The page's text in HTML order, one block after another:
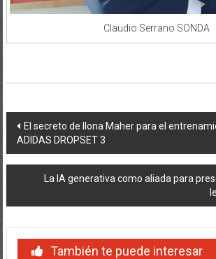
Claudio Serrano SONDA
Navegación
de
entradas
El secreto de Ilona Maher para el
ADIDAS DROPSET 3
La IA generativa como aliada para
También te puede interesar